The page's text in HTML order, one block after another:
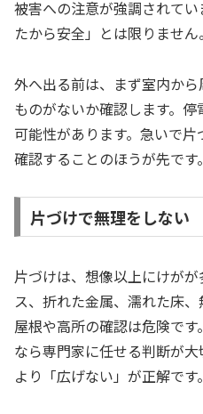
被害への注意が強調されて
たから安全」とは限りません。
外へ出る前は、まず室内か
ものがないか確認します。
可能性があります。急いで
確認することのほうが先です。
片づけで無理をしない
片づけは、想像以上にけが
ス、折れた金属、濡れた床
屋根や高所の確認は危険で
なら専門家に任せる判断が大
より「広げない」が正解です。